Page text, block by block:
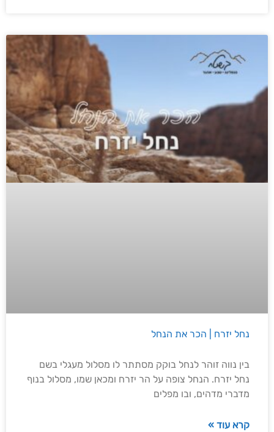
נחל יזרח | הכר את הנחל
בין נווה זוהר לנחל בוקק מסתתר לו מסלול מעגלי בשם
נחל יזרח. הנחל צופה על הר יזרח ומכאן שמו, מסלול בנוף
מדברי מדהים, ובו מפלים
קרא עוד »